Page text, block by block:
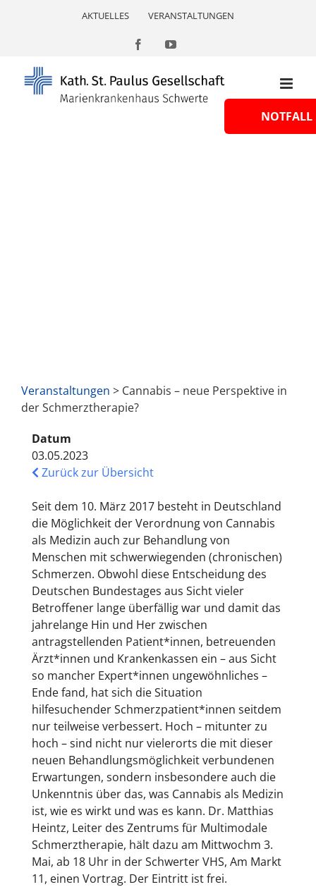
AKTUELLES VERANSTALTUNGEN
FacebookYouTube
Veranstaltungen > Cannabis – neue Perspektive in
der Schmerztherapie?
Datum
03.05.2023
Zurück zur Übersicht
Seit dem 10. März 2017 besteht in Deutschland
die Möglichkeit der Verordnung von Cannabis
als Medizin auch zur Behandlung von
Menschen mit schwerwiegenden (chronischen)
Schmerzen. Obwohl diese Entscheidung des
Deutschen Bundestages aus Sicht vieler
Betroffener lange überfällig war und damit das
jahrelange Hin und Her zwischen
antragstellenden Patient*innen, betreuenden
Ärzt*innen und Krankenkassen ein – aus Sicht
so mancher Expert*innen ungewöhnliches –
Ende fand, hat sich die Situation
hilfesuchender Schmerzpatient*innen seitdem
nur teilweise verbessert. Hoch – mitunter zu
hoch – sind nicht nur vielerorts die mit dieser
neuen Behandlungsmöglichkeit verbundenen
Erwartungen, sondern insbesondere auch die
Unkenntnis über das, was Cannabis als Medizin
ist, wie es wirkt und was es kann. Dr. Matthias
Heintz, Leiter des Zentrums für Multimodale
Schmerztherapie, hält dazu am Mittwochm 3.
Mai, ab 18 Uhr in der Schwerter VHS, Am Markt
11, einen Vortrag. Der Eintritt ist frei.
NOTFALL